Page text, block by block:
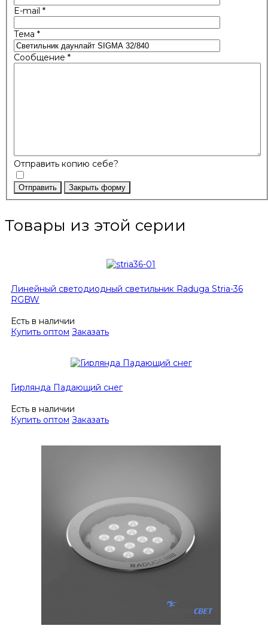
E-mail *
Тема *
Сообщение *
Отправить копию себе?
Отправить Закрыть форму
Товары из этой серии
Линейный светодиодный светильник Raduga Stria-36
RGBW
Есть в наличии
Купить оптом Заказать
Гирлянда Падающий снег
Есть в наличии
Купить оптом Заказать